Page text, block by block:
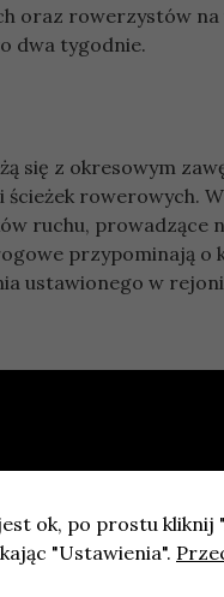
oraz rowerzystów na
dwa tygodnie.
się z okresowym
rowerowych.
ruchu, prowadzące
przypominają o
ustawionego w
utrudnienia
ok, po prostu kliknij
"Ustawienia".